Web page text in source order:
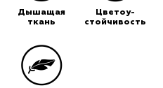
Дышащая
ткань
Цветоу-
стойчивость